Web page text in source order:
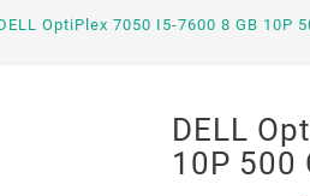
OptiPlex 7050 I5-7600 8 GB 10P
DELL
10P 500